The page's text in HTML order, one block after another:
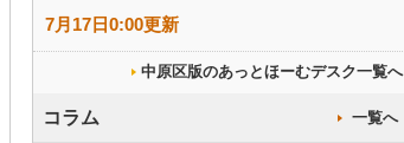
7月17日0:00更新
中原区版のあっとほーむデスク一覧へ
コラム 一覧へ